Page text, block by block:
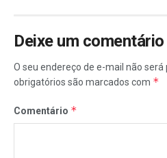
Deixe um comentário
O seu endereço de e-mail não será
obrigatórios são marcados com *
Comentário *